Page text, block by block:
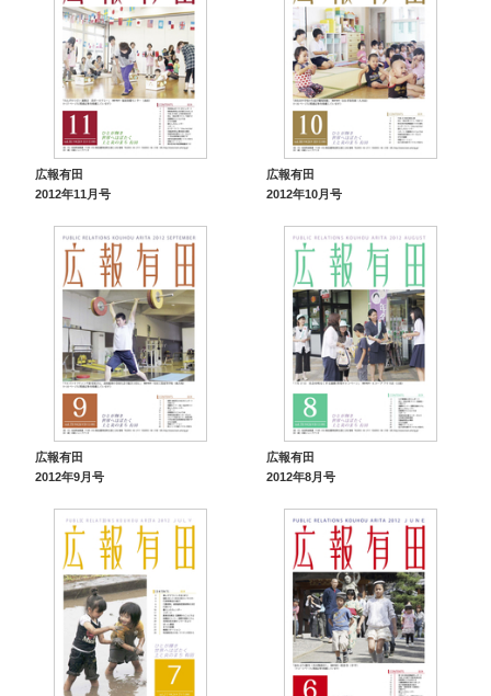
広報有田
2012年11月号
広報有田
2012年10月号
広報有田
2012年9月号
広報有田
2012年8月号